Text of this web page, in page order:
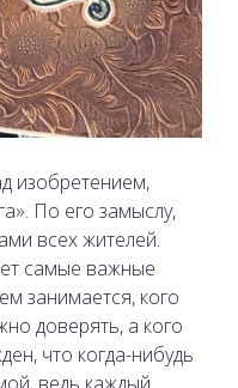
изобретением,
По его замыслу,
всех жителей.
самые важные
занимается, кого
доверять, а кого
что когда-нибудь
ведь каждый